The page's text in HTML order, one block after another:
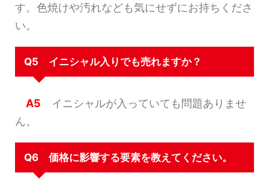
す。色焼けや汚れなども気にせずにお持ちくださ
い。
Q5 イニシャル入りでも売れますか？
A5 イニシャルが入っていても問題ありませ
ん。
Q6 価格に影響する要素を教えてください。